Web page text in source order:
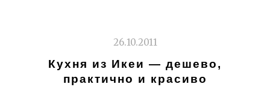
СОЗДАВШИЙ
СЕБЯ
ИДОЛА"
26.10.2011
Кухня из Икеи — дешево,
практично и красиво